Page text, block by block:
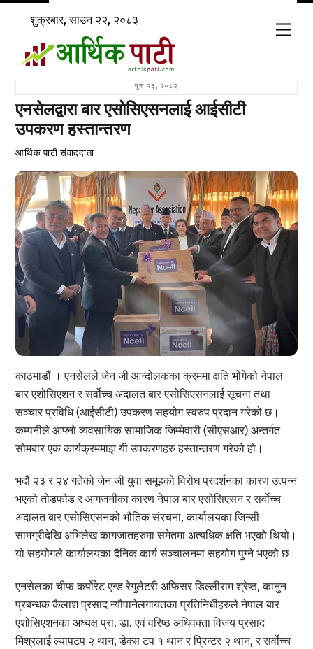
Skip
content
शुक्रबार, साउन २२, २०८३
पुस २३, २०८२
एनसेलद्वारा बार एसोसिएसनलाई आईसीटी
उपकरण हस्तान्तरण
आर्थिक पाटी संवाददाता
काठमाडौं । एनसेलले जेन जी आन्दोलकका क्रममा क्षति भोगेको नेपाल
बार एशोसिएशन र सर्वोच्च अदालत बार एसोसिएसनलाई सूचना तथा
सञ्चार प्रविधि (आईसीटी) उपकरण सहयोग स्वरुप प्रदान गरेको छ।
कम्पनीले आफ्नो व्यवसायिक सामाजिक जिम्मेवारी (सीएसआर) अन्तर्गत
सोमबार एक कार्यक्रममाझ यी उपकरणहरु हस्तान्तरण गरेको हो।
भदौ २३ र २४ गतेको जेन जी युवा समूहको विरोध प्रदर्शनका कारण उत्पन्न
भएको तोडफोड र आगजनीका कारण नेपाल बार एसोसिएसन र सर्वोच्च
अदालत बार एसोसिएसनको भौतिक संरचना, कार्यालयका जिन्सी
सामग्रीदेखि अभिलेख कागजातहरुमा समेतमा अत्यधिक क्षति भएको थियो।
यो सहयोगले कार्यालयका दैनिक कार्य सञ्चालनमा सहयोग पुग्ने भएको छ।
एनसेलका चीफ कर्पोरेट एन्ड रेगुलेटरी अफिसर डिल्लीराम श्रेष्ठ, कानुन
प्रबन्धक कैलाश प्रसाद न्यौपानेलगायतका प्रतिनिधीहरुले नेपाल बार
एशोसिएशनका अध्यक्ष प्रा. डा. एवं वरिष्ठ अधिवक्ता विजय प्रसाद
मिश्रलाई ल्यापटप २ थान, डेक्स टप १ थान र प्रिन्टर २ थान, र सर्वोच्च